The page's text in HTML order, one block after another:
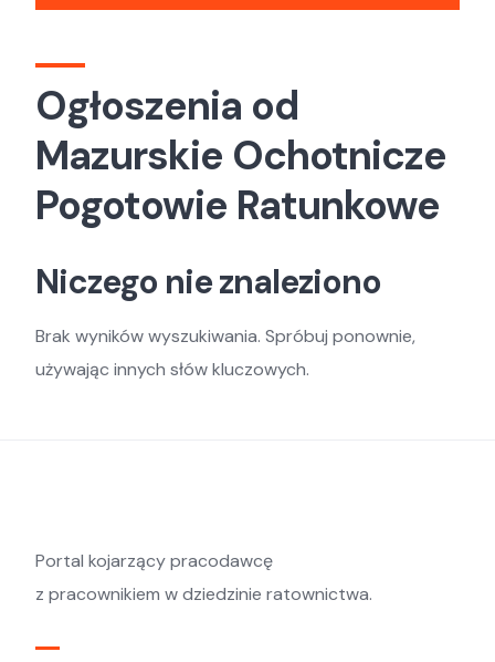
Ogłoszenia od
Mazurskie Ochotnicze
Pogotowie Ratunkowe
Niczego nie znaleziono
Brak wyników wyszukiwania. Spróbuj ponownie,
używając innych słów kluczowych.
Portal kojarzący pracodawcę
z pracownikiem w dziedzinie ratownictwa.